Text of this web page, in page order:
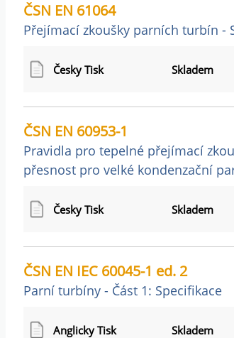
ČSN EN 61064
Přejímací zkoušky parních turbín -
Česky Tisk Skladem
ČSN EN 60953-1
Pravidla pro tepelné přejímací
přesnost pro velké kondenzační
Česky Tisk Skladem
ČSN EN IEC 60045-1 ed. 2
Parní turbíny - Část 1: Specifikace
Anglicky Tisk Skladem